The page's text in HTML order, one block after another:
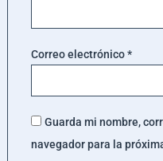
Correo electrónico*
Guarda mi nombre,
navegador para la